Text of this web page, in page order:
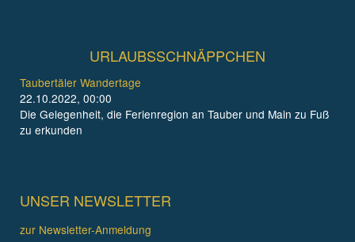
URLAUBSSCHNÄPPCHEN
Taubertäler Wandertage
22.10.2022, 00:00
Die Gelegenheit, die Ferienregion an Tauber und Main zu Fuß
zu erkunden
UNSER NEWSLETTER
zur Newsletter-Anmeldung